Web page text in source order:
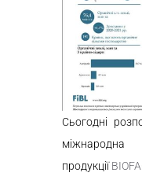
Сьогодні
продукції